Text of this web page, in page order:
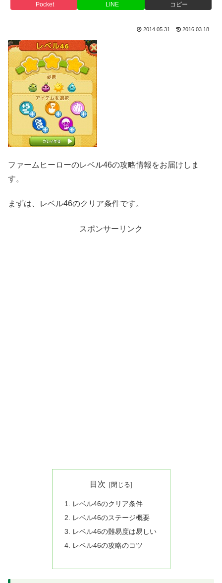
Pocket LINE コピー
2014.05.31 2016.03.18
ファームヒーローのレベル46の攻略情報をお届けしま
す。
まずは、レベル46のクリア条件です。
スポンサーリンク
目次
レベル46のクリア条件
レベル46のステージ概要
レベル46の難易度は易しい
レベル46の攻略のコツ